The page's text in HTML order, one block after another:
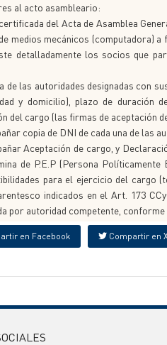
al acto asambleario:
del Acta de Asamblea
medios mecánicos (computadora)
detalladamente los socios que
de las autoridades designadas con
y domicilio), plazo de duración
del cargo (las firmas de aceptación
copia de DNI de cada una de las
Aceptación de cargo, y
de P.E.P (Persona
para el ejercicio del cargo
indicados en el Art. 173
por autoridad competente,
en Facebook Compartir en